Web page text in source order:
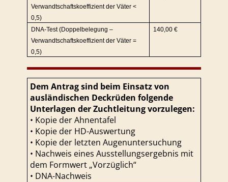
Verwandtschaftskoeffizientder Väter <
0,5)
DNA-Test (Doppelbelegung –
Verwandtschaftskoeffizientder Väter =
0,5)
140,00 €
Dem Antrag sind beim Einsatz von
ausländischen Deckrüden folgende
Unterlagen der Zuchtleitung vorzulegen:
• Kopie der Ahnentafel
• Kopie der HD-Auswertung
• Kopie der letzten Augenuntersuchung
• Nachweis eines Ausstellungsergebnis mit
dem Formwert „Vorzüglich“
• DNA-Nachweis